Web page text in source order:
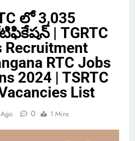
లో 3,035
| TGRTC
Recruitment
RTC Jobs
2024 | TSRTC
List
0 1 Mins